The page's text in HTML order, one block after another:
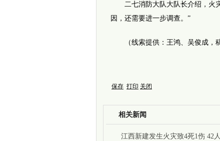
二七消防大队大队长介绍，火灾
因，还需要进一步调查。”
（线索提供：王鸿、吴俊成，稿
保存 打印 关闭
相关新闻
江西新建发生火灾致4死1伤 42